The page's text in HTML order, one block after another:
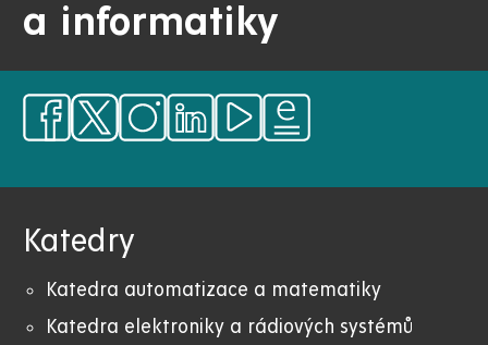
a informatiky
Katedry
Katedra automatizace a matematiky
Katedra elektroniky a rádiových systémů